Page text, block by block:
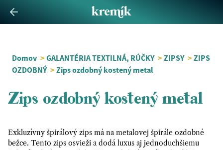
Domov > GALANTÉRIA TEXTILNÁ, RÚČKY > ZIPSY > ZIPS
OZDOBNÝ > Zips ozdobný kostený metal
Zips ozdobný kostený metal
Exkluzívny špirálový zips má na metalovej špirále ozdobné
bežce. Tento zips osvieži a dodá luxus aj jednoduchšiemu